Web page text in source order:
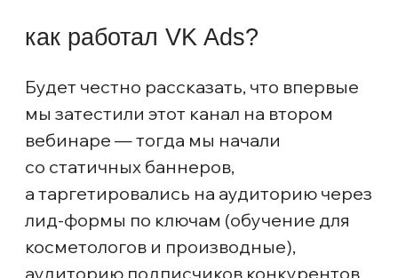
Подтвердилось наблюдение из первого
объявления, где заголовок и текст на креативе
совпадают по смыслу.
спойлер